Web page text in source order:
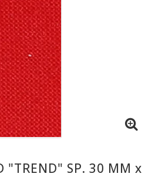
"TREND" SP. 30 MM x